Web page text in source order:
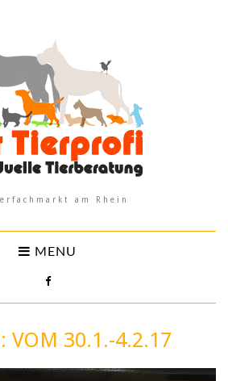
am Rhein
MENU
VOM 30.1.-4.2.17